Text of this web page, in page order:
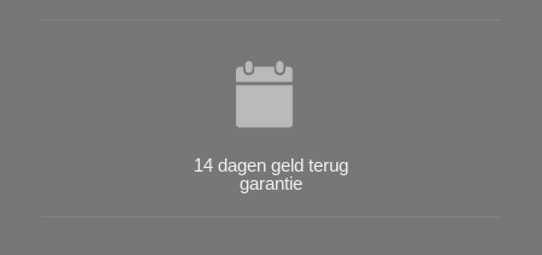
14 dagen geld terug
garantie